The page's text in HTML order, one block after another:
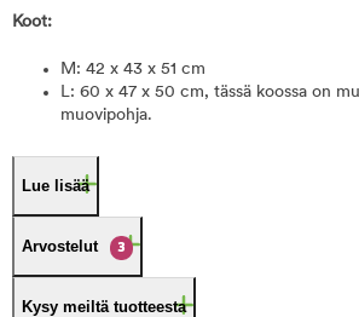
Koot:
M: 42 x 43 x 51 cm
L: 60 x 47 x 50 cm, tässä koossa on
muovipohja.
Lue lisää
Arvostelut 3
Kysy meiltä tuotteesta